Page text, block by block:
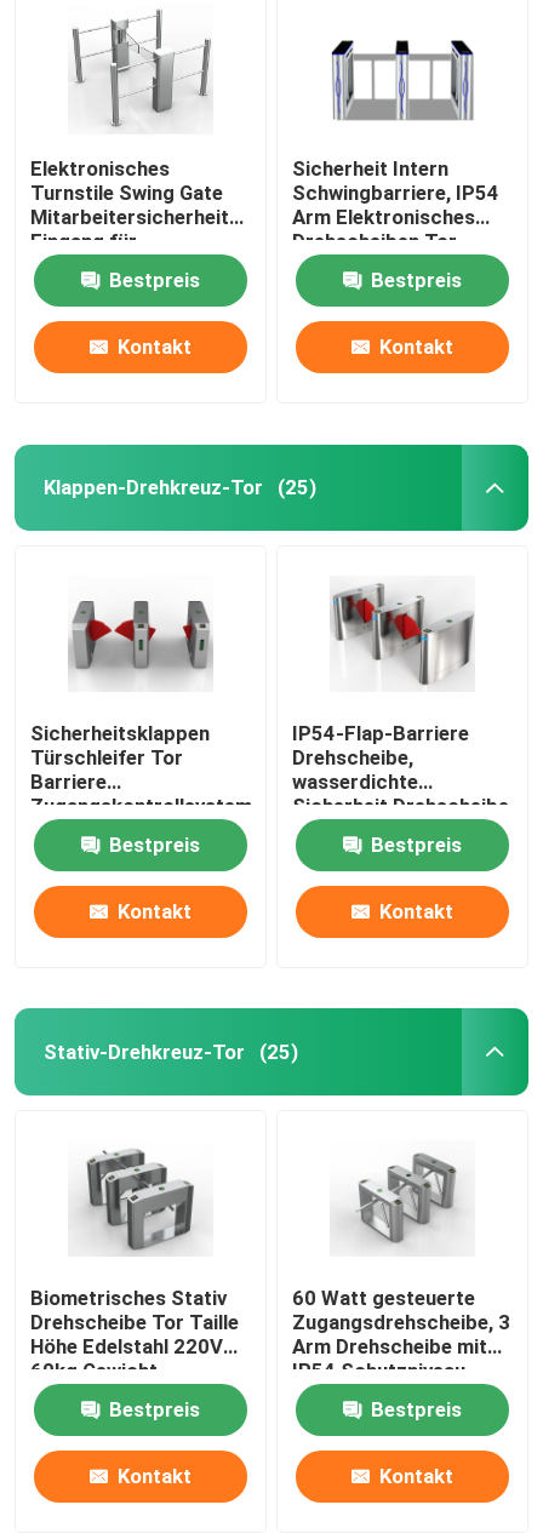
Elektronisches
Turnstile Swing Gate
Mitarbeitersicherheits-
Eingang für
Unternehmen
Bestpreis
Kontakt
Sicherheit Intern
Schwingbarriere, IP54
Arm Elektronisches
Drehscheiben Tor
Bestpreis
Kontakt
Klappen-Drehkreuz-Tor (25)
Sicherheitsklappen
Türschleifer Tor
Barriere
Zugangskontrollsystem
550 mm
Durchgangsbreite
Bestpreis
Kontakt
IP54-Flap-Barriere
Drehscheibe,
wasserdichte
Sicherheit Drehscheibe
Tor angepasst
Bestpreis
Kontakt
Stativ-Drehkreuz-Tor (25)
Biometrisches Stativ
Drehscheibe Tor Taille
Höhe Edelstahl 220V
60kg Gewicht
Bestpreis
Kontakt
60 Watt gesteuerte
Zugangsdrehscheibe, 3
Arm Drehscheibe mit
IP54 Schutzniveau
Bestpreis
Kontakt